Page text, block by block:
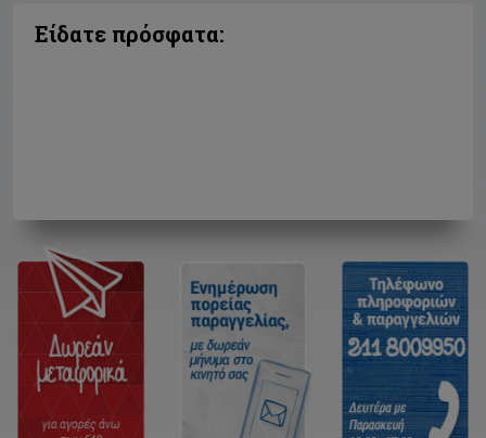
Είδατε πρόσφατα: